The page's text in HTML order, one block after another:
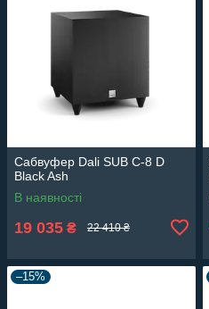
Сабвуфер Dali SUB C-8 D
Black Ash
В наявності
19 035 ₴ 22 410 ₴
–15%